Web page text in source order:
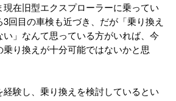
在旧型エクスプローラーに乗ってい
回目の車検も近づき、だが「乗り換え
い」なんて思っている方がいれば、今
り換えが十分可能ではないかと思
験し、乗り換えを検討しているとい